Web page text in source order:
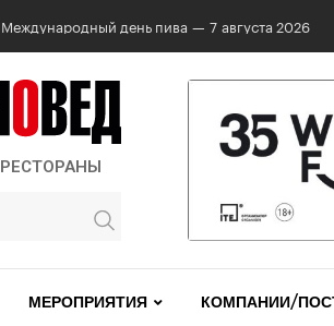
Роскачество проверило бургеры в 20 сетях:
РЕСТОРАНЫ
МЕРОПРИЯТИЯ КОМПАНИИ/